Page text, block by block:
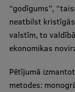
Suvenīri un
“godīgums”,
neatbilst
valstīm, to
ekonomikas
Pētījumā
metodes: